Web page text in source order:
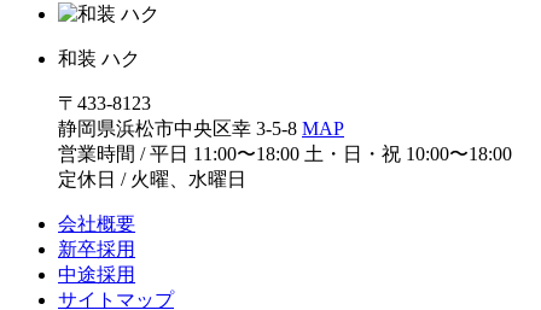
和装 ハク
〒433-8123
静岡県浜松市中央区幸 3-5-8 MAP
営業時間 / 平日 11:00〜18:00 土・日・祝 10:00〜18:00
定休日 / 火曜、水曜日
会社概要
新卒採用
中途採用
サイトマップ